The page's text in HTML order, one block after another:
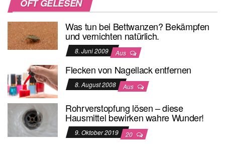
OFT GELESEN
Was tun bei Bettwanzen? Bekämpfen
und vernichten natürlich.
8. Juni 2009 Aus
Flecken von Nagellack entfernen
8. August 2008 Aus
Rohrverstopfung lösen – diese
Hausmittel bewirken wahre Wunder!
9. Oktober 2019 20